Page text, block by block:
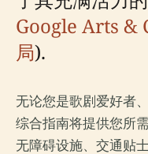
Google Arts &
局).
无论您是歌剧爱好者
综合指南将提供您所
无障碍设施、交通贴